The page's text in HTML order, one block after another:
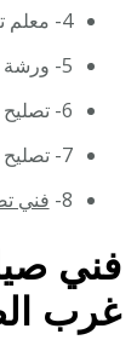
4- معلم تصليح طباخات شمال غرب الصليبيخات
5- ورشة تصليح طباخات شمال غرب الصليبيخات بالكويت
6- تصليح طباخات وافران غاز شمال غرب الصليبيخات
7- تصليح طباخ فرن غاز جوله
8- فني
فني
غرب